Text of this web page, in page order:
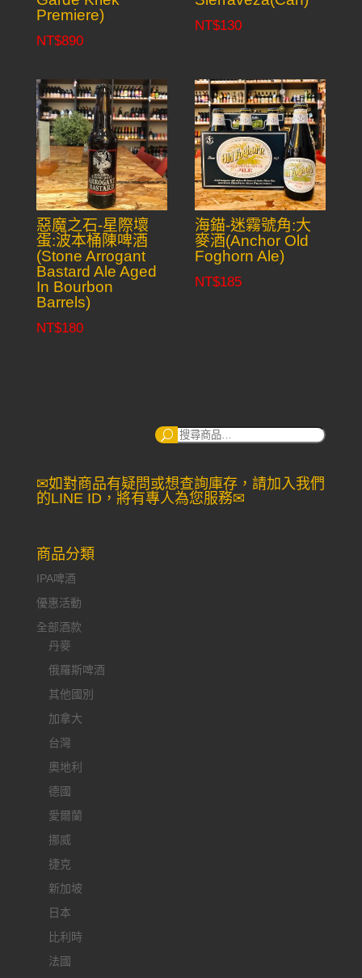
Premiere)
NT$890
NT$130
惡魔之石-星際壞
蛋:波本桶陳啤酒
(Stone Arrogant
Bastard Ale Aged
In Bourbon
Barrels)
NT$180
海錨-迷霧號角:大
麥酒(Anchor Old
Foghorn Ale)
NT$185
搜
✉如對商品有疑問或想查詢庫存，請加入我們
的LINE ID，將有專人為您服務✉
商品分類
IPA啤酒
優惠活動
全部酒款
丹麥
俄羅斯啤酒
其他國別
加拿大
台灣
奧地利
德國
愛爾蘭
挪威
捷克
新加坡
日本
比利時
法國